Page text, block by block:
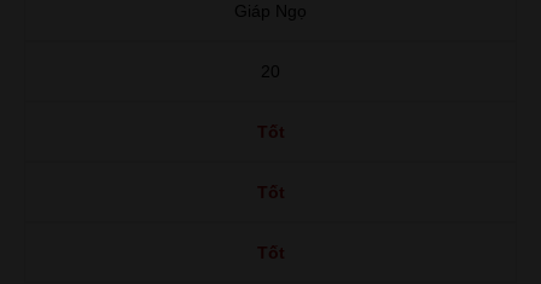
Giáp Ngọ
20
Tốt
Tốt
Tốt